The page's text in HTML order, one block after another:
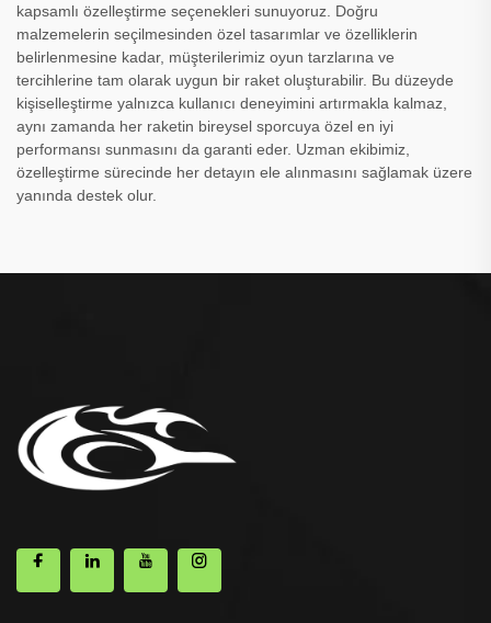
kapsamlı özelleştirme seçenekleri sunuyoruz. Doğru
malzemelerin seçilmesinden özel tasarımlar ve özelliklerin
belirlenmesine kadar, müşterilerimiz oyun tarzlarına ve
tercihlerine tam olarak uygun bir raket oluşturabilir. Bu düzeyde
kişiselleştirme yalnızca kullanıcı deneyimini artırmakla kalmaz,
aynı zamanda her raketin bireysel sporcuya özel en iyi
performansı sunmasını da garanti eder. Uzman ekibimiz,
özelleştirme sürecinde her detayın ele alınmasını sağlamak üzere
yanında destek olur.